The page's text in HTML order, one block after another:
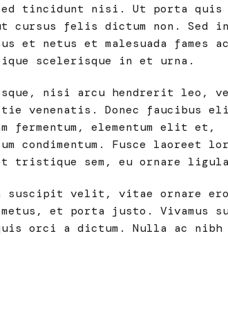
tincidunt nisi. Ut porta quis
cursus felis dictum non. Sed
et netus et malesuada fames ac
scelerisque in et urna.
nisi arcu hendrerit leo,
venenatis. Donec faucibus
elementum elit et,
condimentum. Fusce laoreet
tristique sem, eu ornare
suscipit velit, vitae ornare
et porta justo. Vivamus
orci a dictum. Nulla ac nibh